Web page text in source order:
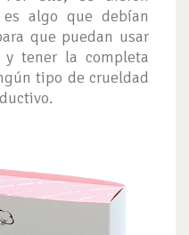
algo que debían
que puedan usar
tener la completa
tipo de crueldad